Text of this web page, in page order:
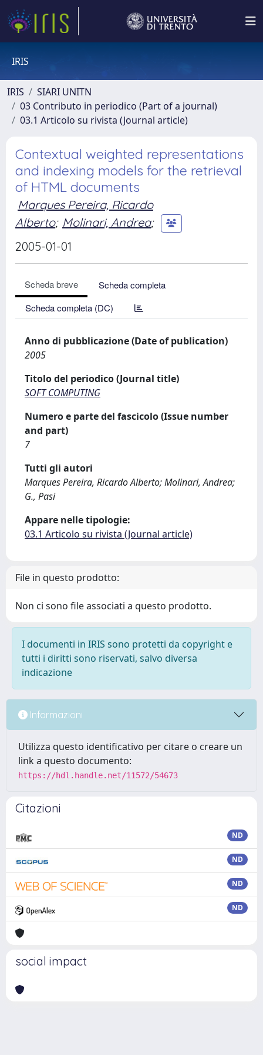
IRIS
IRIS
SIARI UNITN
03 Contributo in periodico (Part of a journal)
03.1 Articolo su rivista (Journal article)
Contextual weighted representations
and indexing models for the retrieval
of HTML documents
Marques Pereira, Ricardo
Alberto; Molinari, Andrea;
2005-01-01
Scheda breve
Scheda completa
Scheda completa (DC)
Anno di pubblicazione (Date of publication)
2005
Titolo del periodico (Journal title)
SOFT COMPUTING
Numero e parte del fascicolo (Issue number
and part)
7
Tutti gli autori
Marques Pereira, Ricardo Alberto; Molinari, Andrea;
G., Pasi
Appare nelle tipologie:
03.1 Articolo su rivista (Journal article)
File in questo prodotto:
Non ci sono file associati a questo prodotto.
I documenti in IRIS sono protetti da copyright e
tutti i diritti sono riservati, salvo diversa
indicazione
Informazioni
Utilizza questo identificativo per citare o creare un
link a questo documento:
https://hdl.handle.net/11572/54673
Citazioni
ND
ND
ND
ND
social impact